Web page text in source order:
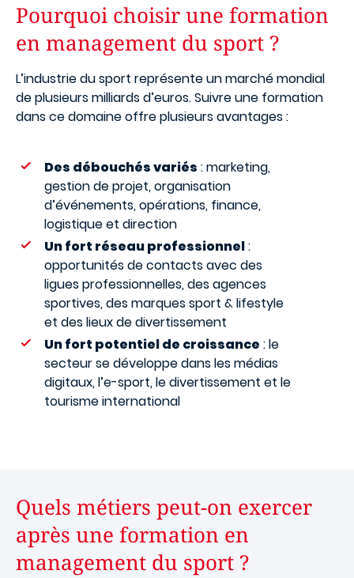
Pourquoi choisir une formation
en management du sport ?
L’industrie du sport représente un marché mondial
de plusieurs milliards d’euros. Suivre une formation
dans ce domaine offre plusieurs avantages :
Des débouchés variés : marketing,
gestion de projet, organisation
d’événements, opérations, finance,
logistique et direction
Un fort réseau professionnel:
opportunités de contacts avec des
ligues professionnelles, des agences
sportives, des marques sport & lifestyle
et des lieux de divertissement
Un fort potentiel de croissance : le
secteur se développe dans les médias
digitaux, l’e-sport, le divertissement et le
tourisme international
Quels métiers peut-on exercer
après une formation en
management du sport ?